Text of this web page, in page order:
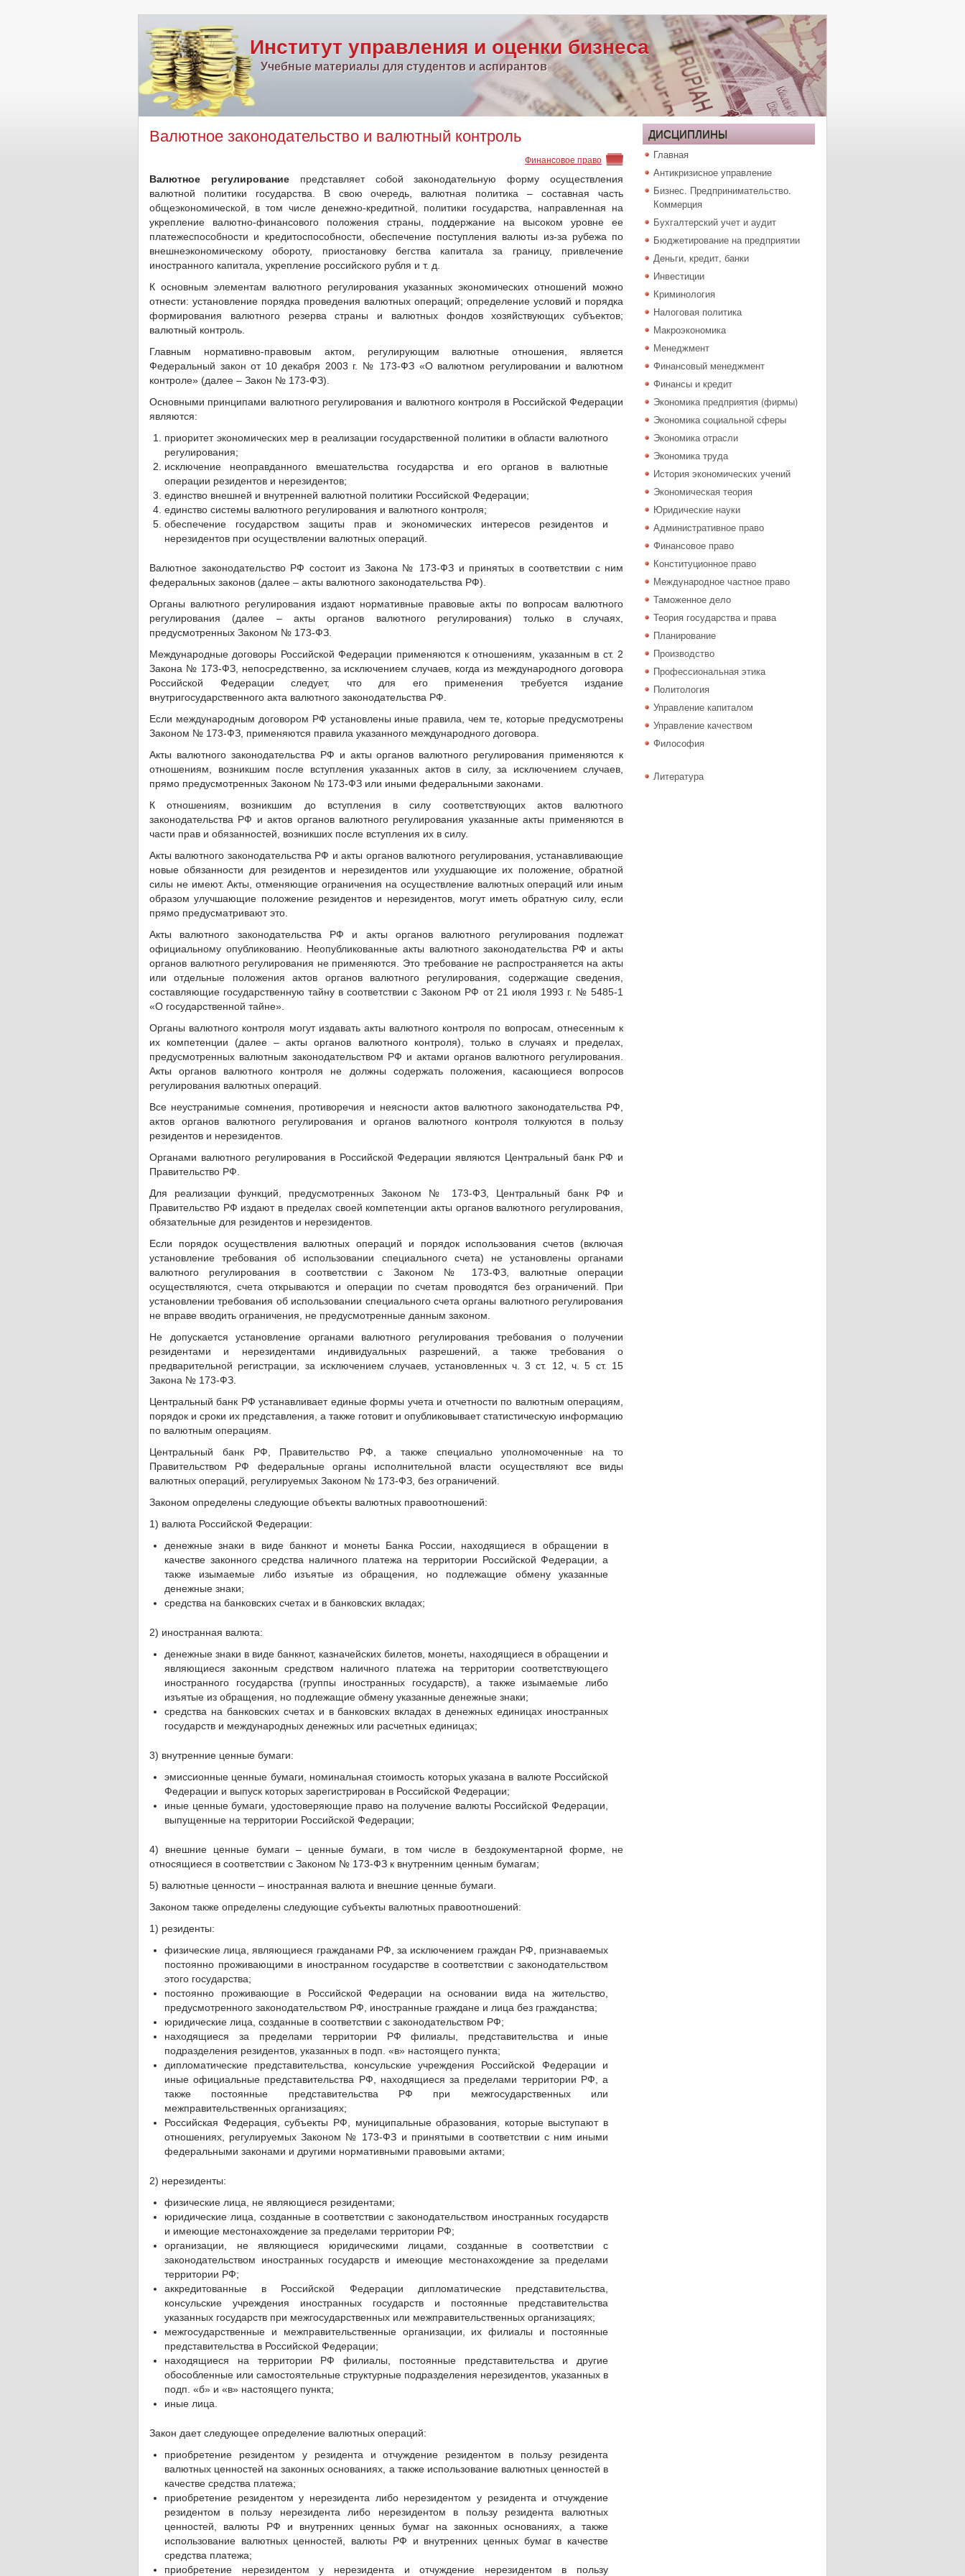
Институт управления и оценки бизнеса
Учебные материалы для студентов и аспирантов
Валютное законодательство и валютный контроль
Финансовое право
Валютное регулированиепредставляет собой законодательную форму осуществления
валютной политики государства. В свою очередь, валютная политика – составная часть
общеэкономической, в том числе денежно-кредитной, политики государства, направленная на
укрепление валютно-финансового положения страны, поддержание на высоком уровне ее
платежеспособности и кредитоспособности, обеспечение поступления валюты из-за рубежа по
внешнеэкономическому обороту, приостановку бегства капитала за границу, привлечение
иностранного капитала, укрепление российского рубля и т. д.
К основным элементам валютного регулирования указанных экономических отношений можно
отнести: установление порядка проведения валютных операций; определение условий и порядка
формирования валютного резерва страны и валютных фондов хозяйствующих субъектов;
валютный контроль.
Главным нормативно-правовым актом, регулирующим валютные отношения, является
Федеральный закон от 10 декабря 2003 г. № 173-ФЗ «О валютном регулировании и валютном
контроле» (далее – Закон № 173-ФЗ).
Основными принципами валютного регулирования и валютного контроля в Российской Федерации
являются:
приоритет экономических мер в реализации государственной политики в области валютного
регулирования;
исключение неоправданного вмешательства государства и его органов в валютные
операции резидентов и нерезидентов;
единство внешней и внутренней валютной политики Российской Федерации;
единство системы валютного регулирования и валютного контроля;
обеспечение государством защиты прав и экономических интересов резидентов и
нерезидентов при осуществлении валютных операций.
Валютное законодательство РФ состоит из Закона № 173-ФЗ и принятых в соответствии с ним
федеральных законов (далее – акты валютного законодательства РФ).
Органы валютного регулирования издают нормативные правовые акты по вопросам валютного
регулирования (далее – акты органов валютного регулирования) только в случаях,
предусмотренных Законом № 173-ФЗ.
Международные договоры Российской Федерации применяются к отношениям, указанным в ст. 2
Закона № 173-ФЗ, непосредственно, за исключением случаев, когда из международного договора
Российской Федерации следует, что для его применения требуется издание
внутригосударственного акта валютного законодательства РФ.
Если международным договором РФ установлены иные правила, чем те, которые предусмотрены
Законом № 173-ФЗ, применяются правила указанного международного договора.
Акты валютного законодательства РФ и акты органов валютного регулирования применяются к
отношениям, возникшим после вступления указанных актов в силу, за исключением случаев,
прямо предусмотренных Законом № 173-ФЗ или иными федеральными законами.
К отношениям, возникшим до вступления в силу соответствующих актов валютного
законодательства РФ и актов органов валютного регулирования указанные акты применяются в
части прав и обязанностей, возникших после вступления их в силу.
Акты валютного законодательства РФ и акты органов валютного регулирования, устанавливающие
новые обязанности для резидентов и нерезидентов или ухудшающие их положение, обратной
силы не имеют. Акты, отменяющие ограничения на осуществление валютных операций или иным
образом улучшающие положение резидентов и нерезидентов, могут иметь обратную силу, если
прямо предусматривают это.
Акты валютного законодательства РФ и акты органов валютного регулирования подлежат
официальному опубликованию. Неопубликованные акты валютного законодательства РФ и акты
органов валютного регулирования не применяются. Это требование не распространяется на акты
или отдельные положения актов органов валютного регулирования, содержащие сведения,
составляющие государственную тайну в соответствии с Законом РФ от 21 июля 1993 г. № 5485-1
«О государственной тайне».
Органы валютного контроля могут издавать акты валютного контроля по вопросам, отнесенным к
их компетенции (далее – акты органов валютного контроля), только в случаях и пределах,
предусмотренных валютным законодательством РФ и актами органов валютного регулирования.
Акты органов валютного контроля не должны содержать положения, касающиеся вопросов
регулирования валютных операций.
Все неустранимые сомнения, противоречия и неясности актов валютного законодательства РФ,
актов органов валютного регулирования и органов валютного контроля толкуются в пользу
резидентов и нерезидентов.
Органами валютного регулирования в Российской Федерации являются Центральный банк РФ и
Правительство РФ.
Для реализации функций, предусмотренных Законом № 173-ФЗ, Центральный банк РФ и
Правительство РФ издают в пределах своей компетенции акты органов валютного регулирования,
обязательные для резидентов и нерезидентов.
Если порядок осуществления валютных операций и порядок использования счетов (включая
установление требования об использовании специального счета) не установлены органами
валютного регулирования в соответствии с Законом № 173-ФЗ, валютные операции
осуществляются, счета открываются и операции по счетам проводятся без ограничений. При
установлении требования об использовании специального счета органы валютного регулирования
не вправе вводить ограничения, не предусмотренные данным законом.
Не допускается установление органами валютного регулирования требования о получении
резидентами и нерезидентами индивидуальных разрешений, а также требования о
предварительной регистрации, за исключением случаев, установленных ч. 3 ст. 12, ч. 5 ст. 15
Закона № 173-ФЗ.
Центральный банк РФ устанавливает единые формы учета и отчетности по валютным операциям,
порядок и сроки их представления, а также готовит и опубликовывает статистическую информацию
по валютным операциям.
Центральный банк РФ, Правительство РФ, а также специально уполномоченные на то
Правительством РФ федеральные органы исполнительной власти осуществляют все виды
валютных операций, регулируемых Законом № 173-ФЗ, без ограничений.
Законом определены следующие объекты валютных правоотношений:
1) валюта Российской Федерации:
денежные знаки в виде банкнот и монеты Банка России, находящиеся в обращении в
качестве законного средства наличного платежа на территории Российской Федерации, а
также изымаемые либо изъятые из обращения, но подлежащие обмену указанные
денежные знаки;
средства на банковских счетах и в банковских вкладах;
2) иностранная валюта:
денежные знаки в виде банкнот, казначейских билетов, монеты, находящиеся в обращении и
являющиеся законным средством наличного платежа на территории соответствующего
иностранного государства (группы иностранных государств), а также изымаемые либо
изъятые из обращения, но подлежащие обмену указанные денежные знаки;
средства на банковских счетах и в банковских вкладах в денежных единицах иностранных
государств и международных денежных или расчетных единицах;
3) внутренние ценные бумаги:
эмиссионные ценные бумаги, номинальная стоимость которых указана в валюте Российской
Федерации и выпуск которых зарегистрирован в Российской Федерации;
иные ценные бумаги, удостоверяющие право на получение валюты Российской Федерации,
выпущенные на территории Российской Федерации;
4) внешние ценные бумаги – ценные бумаги, в том числе в бездокументарной форме, не
относящиеся в соответствии с Законом № 173-ФЗ к внутренним ценным бумагам;
5) валютные ценности – иностранная валюта и внешние ценные бумаги.
Законом также определены следующие субъекты валютных правоотношений:
1) резиденты:
физические лица, являющиеся гражданами РФ, за исключением граждан РФ, признаваемых
постоянно проживающими в иностранном государстве в соответствии с законодательством
этого государства;
постоянно проживающие в Российской Федерации на основании вида на жительство,
предусмотренного законодательством РФ, иностранные граждане и лица без гражданства;
юридические лица, созданные в соответствии с законодательством РФ;
находящиеся за пределами территории РФ филиалы, представительства и иные
подразделения резидентов, указанных в подп. «в» настоящего пункта;
дипломатические представительства, консульские учреждения Российской Федерации и
иные официальные представительства РФ, находящиеся за пределами территории РФ, а
также постоянные представительства РФ при межгосударственных или
межправительственных организациях;
Российская Федерация, субъекты РФ, муниципальные образования, которые выступают в
отношениях, регулируемых Законом № 173-ФЗ и принятыми в соответствии с ним иными
федеральными законами и другими нормативными правовыми актами;
2) нерезиденты:
физические лица, не являющиеся резидентами;
юридические лица, созданные в соответствии с законодательством иностранных государств
и имеющие местонахождение за пределами территории РФ;
организации, не являющиеся юридическими лицами, созданные в соответствии с
законодательством иностранных государств и имеющие местонахождение за пределами
территории РФ;
аккредитованные в Российской Федерации дипломатические представительства,
консульские учреждения иностранных государств и постоянные представительства
указанных государств при межгосударственных или межправительственных организациях;
межгосударственные и межправительственные организации, их филиалы и постоянные
представительства в Российской Федерации;
находящиеся на территории РФ филиалы, постоянные представительства и другие
обособленные или самостоятельные структурные подразделения нерезидентов, указанных в
подп. «б» и «в» настоящего пункта;
иные лица.
Закон дает следующее определение валютных операций:
приобретение резидентом у резидента и отчуждение резидентом в пользу резидента
валютных ценностей на законных основаниях, а также использование валютных ценностей в
качестве средства платежа;
приобретение резидентом у нерезидента либо нерезидентом у резидента и отчуждение
резидентом в пользу нерезидента либо нерезидентом в пользу резидента валютных
ценностей, валюты РФ и внутренних ценных бумаг на законных основаниях, а также
использование валютных ценностей, валюты РФ и внутренних ценных бумаг в качестве
средства платежа;
приобретение нерезидентом у нерезидента и отчуждение нерезидентом в пользу
ДИСЦИПЛИНЫ
Главная
Антикризисное управление
Бизнес. Предпринимательство.
Коммерция
Бухгалтерский учет и аудит
Бюджетирование на предприятии
Деньги, кредит, банки
Инвестиции
Криминология
Налоговая политика
Макроэкономика
Менеджмент
Финансовый менеджмент
Финансы и кредит
Экономика предприятия (фирмы)
Экономика социальной сферы
Экономика отрасли
Экономика труда
История экономических учений
Экономическая теория
Юридические науки
Административное право
Финансовое право
Конституционное право
Международное частное право
Таможенное дело
Теория государства и права
Планирование
Производство
Профессиональная этика
Политология
Управление капиталом
Управление качеством
Философия
Литература